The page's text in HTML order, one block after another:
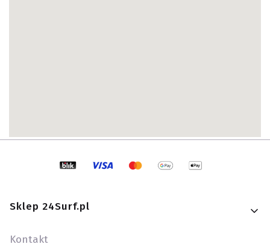
Linki w stopce
Sklep 24Surf.pl
Kontakt